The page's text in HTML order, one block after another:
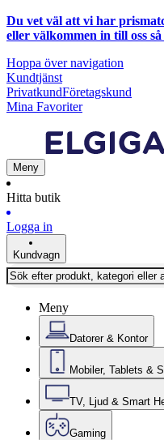
Du vet väl att vi har
eller välkommen in till oss
Hoppa över navigation
Kundtjänst
PrivatkundFöretagskund
Mina Favoriter
Meny
Hitta butik
Logga in
Kundvagn
Meny
Datorer & Kontor
Mobiler, Tablets &
TV, Ljud & Smart
Gaming